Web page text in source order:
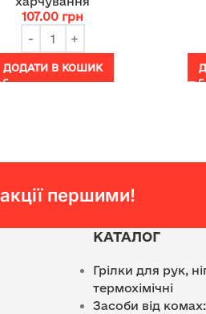
107.00 грн
ДОДАТИ В КОШИК
першими!
КАТАЛОГ
Грілки для рук,
термохімічні
Засоби від комах: